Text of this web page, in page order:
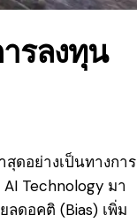
รลงทุน
ดอย่างเป็นทางการ
Technology มา
ดอคติ (Bias) เพิ่ม